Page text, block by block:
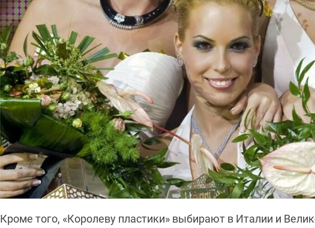
Кроме того, «Королеву пластики» выбирают в Италии и